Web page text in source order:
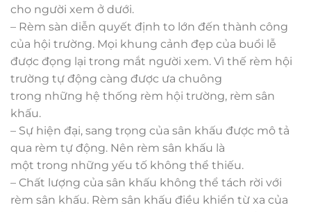
cho người xem ở dưới.
– Rèm sàn diễn quyết định to lớn đến thành công
của hội trường. Mọi khung cảnh đẹp của buổi lễ
được đọng lại trong mắt người xem. Vì thế rèm hội
trường tự động càng được ưa chuông
trong những hệ thống rèm hội trường, rèm sân
khấu.
– Sự hiện đại, sang trọng của sân khấu được mô tả
qua rèm tự động. Nên rèm sân khấu là
một trong những yếu tố không thể thiếu.
– Chất lượng của sân khấu không thể tách rời với
rèm sân khấu. Rèm sân khấu điều khiển từ xa của